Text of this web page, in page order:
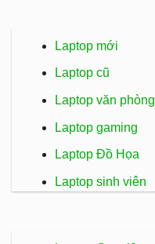
Laptop mới
Laptop cũ
Laptop văn phòng
Laptop gaming
Laptop Đồ Họa
Laptop sinh viên